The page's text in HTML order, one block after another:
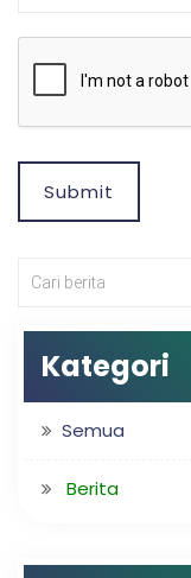
Submit
Kategori
Semua
Berita